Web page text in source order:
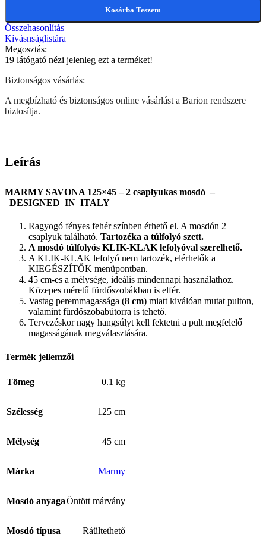
Kosárba Teszem
Összehasonlítás
Kívásnságlistára
Megosztás:
19 látógató nézi jelenleg ezt a terméket!
Biztonságos vásárlás:
A megbízható és biztonságos online vásárlást a Barion rendszere
biztosítja.
Leírás
MARMY SAVONA 125×45 – 2 csaplyukas mosdó –
DESIGNED IN ITALY
Ragyogó fényes fehér színben érhető el. A mosdón 2
csaplyuk található. Tartozéka a túlfolyó szett.
A mosdó túlfolyós KLIK-KLAK lefolyóval szerelhető.
A KLIK-KLAK lefolyó nem tartozék, elérhetők a
KIEGÉSZÍTŐK menüpontban.
45 cm-es a mélysége, ideális mindennapi használathoz.
Közepes méretű fürdőszobákban is elfér.
Vastag peremmagassága (8 cm) miatt kiválóan mutat pulton,
valamint fürdőszobabútorra is tehető.
Tervezéskor nagy hangsúlyt kell fektetni a pult megfelelő
magasságának megválasztására.
Termék jellemzői
Tömeg 0.1 kg
Szélesség 125 cm
Mélység 45 cm
Márka Marmy
Mosdó anyagaÖntött márvány
Mosdó típusa Ráültethető